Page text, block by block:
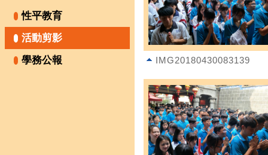
性平教育
活動剪影
學務公報
IMG20180430083139